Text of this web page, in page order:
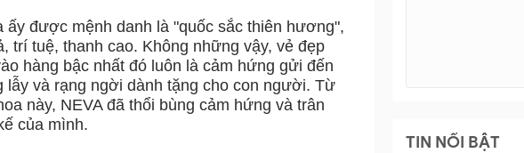
ấy được mệnh danh là "quốc sắc thiên hương",
trí tuệ, thanh cao. Không những vậy, vẻ đẹp
hàng bậc nhất đó luôn là cảm hứng gửi đến
lẫy và rạng ngời dành tặng cho con người. Từ
này, NEVA đã thổi bùng cảm hứng và trân
của mình.
TIN NỔI BẬT